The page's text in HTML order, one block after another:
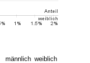
männlich weiblich